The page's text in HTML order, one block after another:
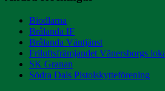
Biodlarna
Brålanda IF
Brålanda Väntjänst
Friluftsfrämjandet Vänersborgs
SK Granan
Södra Dals Pistolskytteförening